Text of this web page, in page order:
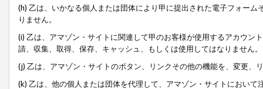
(h) 乙は、いかなる個人または団体により甲に提出された電子フォー
りません。
(i) 乙は、アマゾン・サイトに関連して甲のお客様が使用するアカウン
請、収集、取得、保存、キャッシュ、もしくは使用してはなりません。
(j) 乙は、アマゾン・サイトのボタン、リンクその他の機能を、変更、
(k) 乙は、他の個人または団体を代理して、アマゾン・サイトにおい